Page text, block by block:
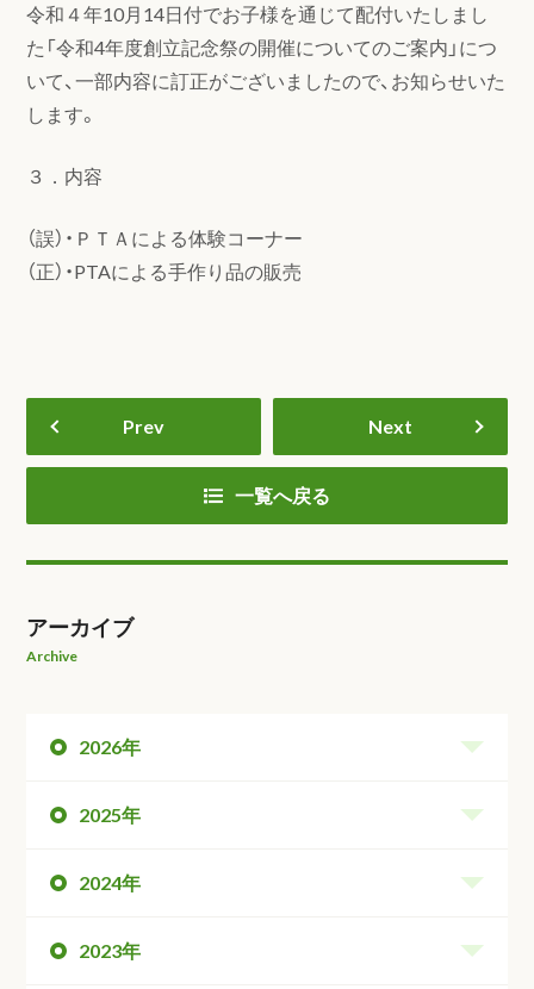
令和４年10月14日付でお子様を通じて配付いたしまし
た「令和4年度創立記念祭の開催についてのご案内」につ
いて、一部内容に訂正がございましたので、お知らせいた
します。
３．内容
（誤）・ＰＴＡによる体験コーナー
（正）・PTAによる手作り品の販売
Prev Next
一覧へ戻る
アーカイブ
Archive
2026年
2025年
2024年
2023年